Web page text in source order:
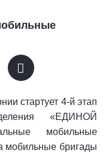
стартует 4-й этап
«ЕДИНОЙ
мобильные
мобильные бригады